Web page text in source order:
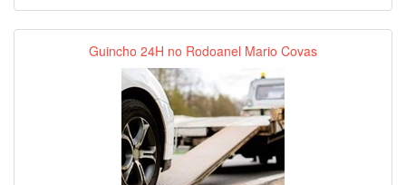
Guincho 24H no Rodoanel Mario Covas